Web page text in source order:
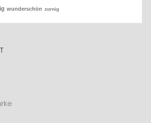
wunderschön zornig